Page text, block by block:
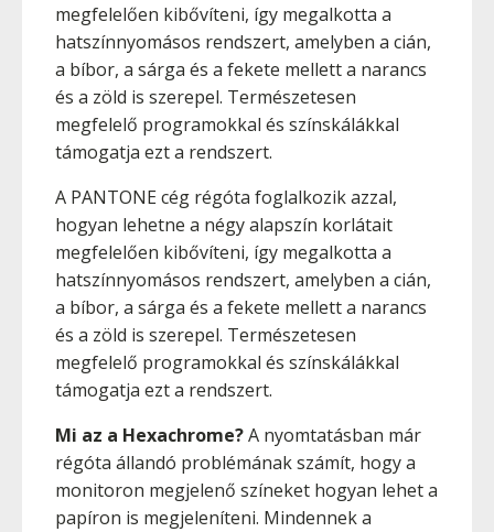
megfelelően kibővíteni, így megalkotta a
hatszínnyomásos rendszert, amelyben a cián,
a bíbor, a sárga és a fekete mellett a narancs
és a zöld is szerepel. Természetesen
megfelelő programokkal és színskálákkal
támogatja ezt a rendszert.
A PANTONE cég régóta foglalkozik azzal,
hogyan lehetne a négy alapszín korlátait
megfelelően kibővíteni, így megalkotta a
hatszínnyomásos rendszert, amelyben a cián,
a bíbor, a sárga és a fekete mellett a narancs
és a zöld is szerepel. Természetesen
megfelelő programokkal és színskálákkal
támogatja ezt a rendszert.
Mi az a Hexachrome?A nyomtatásban már
régóta állandó problémának számít, hogy a
monitoron megjelenő színeket hogyan lehet a
papíron is megjeleníteni. Mindennek a